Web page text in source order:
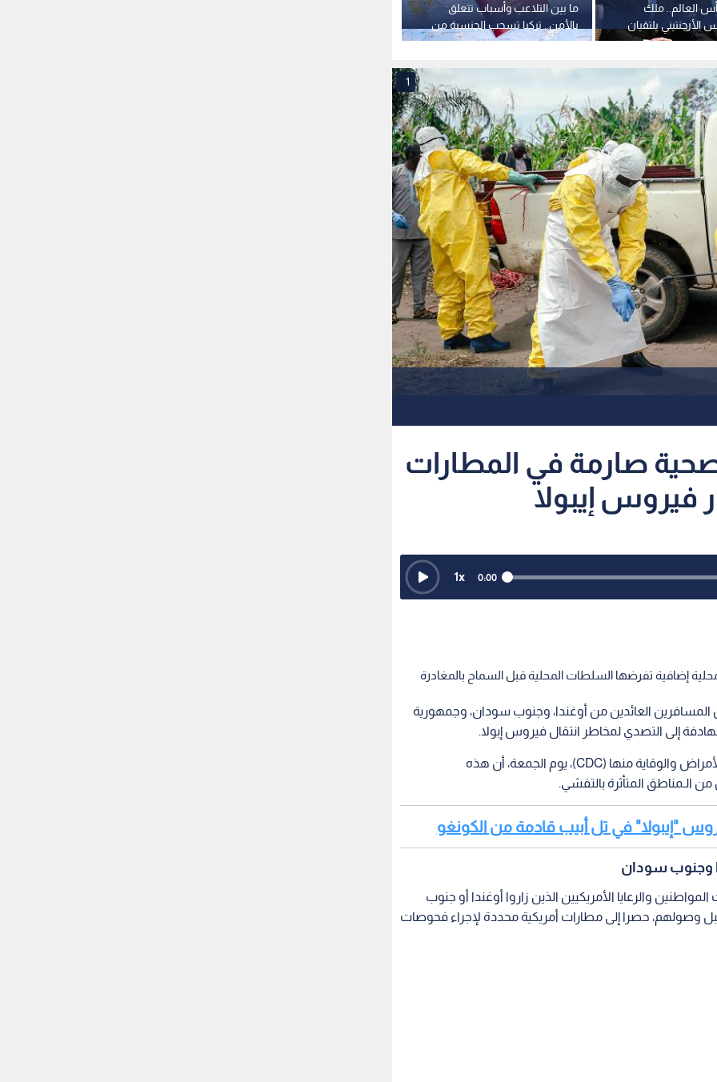
ما بين التلاعب وأسباب تتعلق
بالأمن.. تركيا تسحب الجنسية من
آلاف المستثمرين
العالم.. ملك
الأرجنتيني يلتقيان
فيديو
1
صارمة في المطارات
فيروس إيبولا
0:00
1x
إضافية تفرضها السلطات المحلية قبل السماح بالمغادرة
العائدين من أوغندا، وجنوب سودان، وجمهورية
إلى التصدي لمخاطر انتقال فيروس إبولا.
وأوضحت إرشادات صدرت عن مراكز السيطرة على الأمراض والوقاية منها (CDC)، يوم الجمعة، أن هذه
من الـمناطق المتأثرة بالتفشي.
"إيبولا" في تل أبيب قادمة من الكونغو
وجنوب سودان
والرعايا الأمريكيين الذين زاروا أوغندا أو جنوب
كونغو الديموقراطية) خلال 21 يوما قبل وصولهم، حصرا إلى مطارات أمريكية محددة لإجراء فحوصات